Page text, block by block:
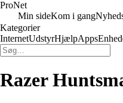
ProNet
Min sideKom i gang
Kategorier
InternetUdstyrHjælpApps
Razer